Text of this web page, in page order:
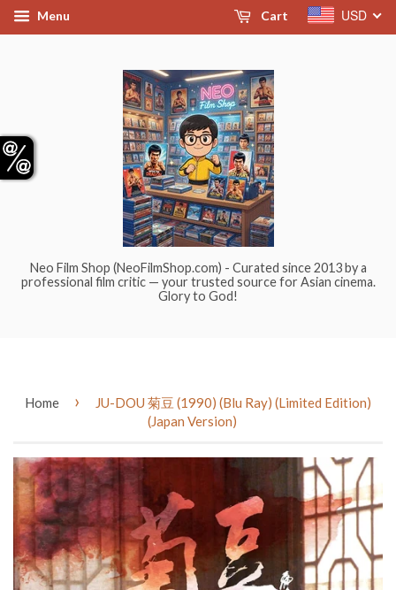
Menu USD
Cart
Neo Film Shop (NeoFilmShop.com) - Curated since 2013 by a
professional film critic — your trusted source for Asian cinema.
Glory to God!
Home ›
JU-DOU 菊豆 (1990) (Blu Ray) (Limited Edition)
(Japan Version)